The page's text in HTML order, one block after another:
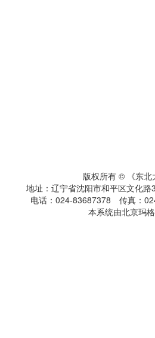
版权所有 © 《东北
地址：辽宁省沈阳市和平区文化
电话：024-83687378 传真：
本系统由北京玛